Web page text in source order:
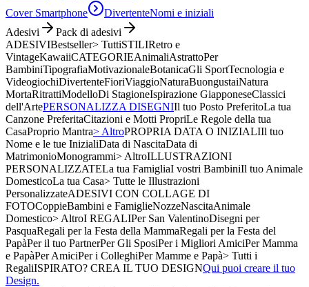
Cover Smartphone
DivertenteNomi e iniziali
Adesivi
Pack di adesivi
ADESIVIBestseller> TuttiSTILIRetro e
VintageKawaiiCATEGORIEAnimaliAstrattoPer
BambiniTipografiaMotivazionaleBotanicaGli SportTecnologia e
VideogiochiDivertenteFioriViaggioNaturaBuongustaiNatura
MortaRitrattiModelloDi StagioneIspirazione GiapponeseClassici
dell'ArtePERSONALIZZA DISEGNIIl tuo Posto PreferitoLa tua
Canzone PreferitaCitazioni e Motti PropriLe Regole della tua
CasaProprio Mantra> AltroPROPRIA DATA O INIZIALIIl tuo
Nome e le tue InizialiData di NascitaData di
MatrimonioMonogrammi> AltroILLUSTRAZIONI
PERSONALIZZATELa tua FamigliaI vostri BambiniIl tuo Animale
DomesticoLa tua Casa> Tutte le Illustrazioni
PersonalizzateADESIVI CON COLLAGE DI
FOTOCoppieBambini e FamiglieNozzeNascitaAnimale
Domestico> AltroI REGALIPer San ValentinoDisegni per
PasquaRegali per la Festa della MammaRegali per la Festa del
PapàPer il tuo PartnerPer Gli SposiPer i Migliori AmiciPer Mamma
e PapàPer AmiciPer i ColleghiPer Mamme e Papà> Tutti i
RegaliISPIRATO? CREA IL TUO DESIGNQui puoi creare il tuo
Design.